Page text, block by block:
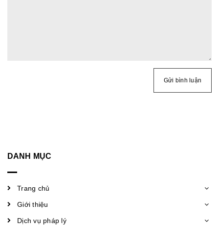
Gửi bình luận
DANH MỤC
Trang chủ
Giới thiệu
Dịch vụ pháp lý